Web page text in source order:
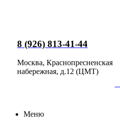
8 (926) 813-41-44
Москва, Краснопресненская
набережная, д.12 (ЦМТ)
Меню